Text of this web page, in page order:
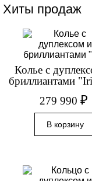
Хиты продаж
Колье с
бриллиантами
279 990₽